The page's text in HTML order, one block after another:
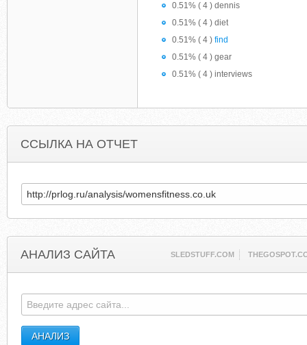
0.51% ( 4 ) dennis
0.51% ( 4 ) diet
0.51% ( 4 ) find
0.51% ( 4 ) gear
0.51% ( 4 ) interviews
ССЫЛКА НА ОТЧЕТ
АНАЛИЗ САЙТА SLEDSTUFF.COM